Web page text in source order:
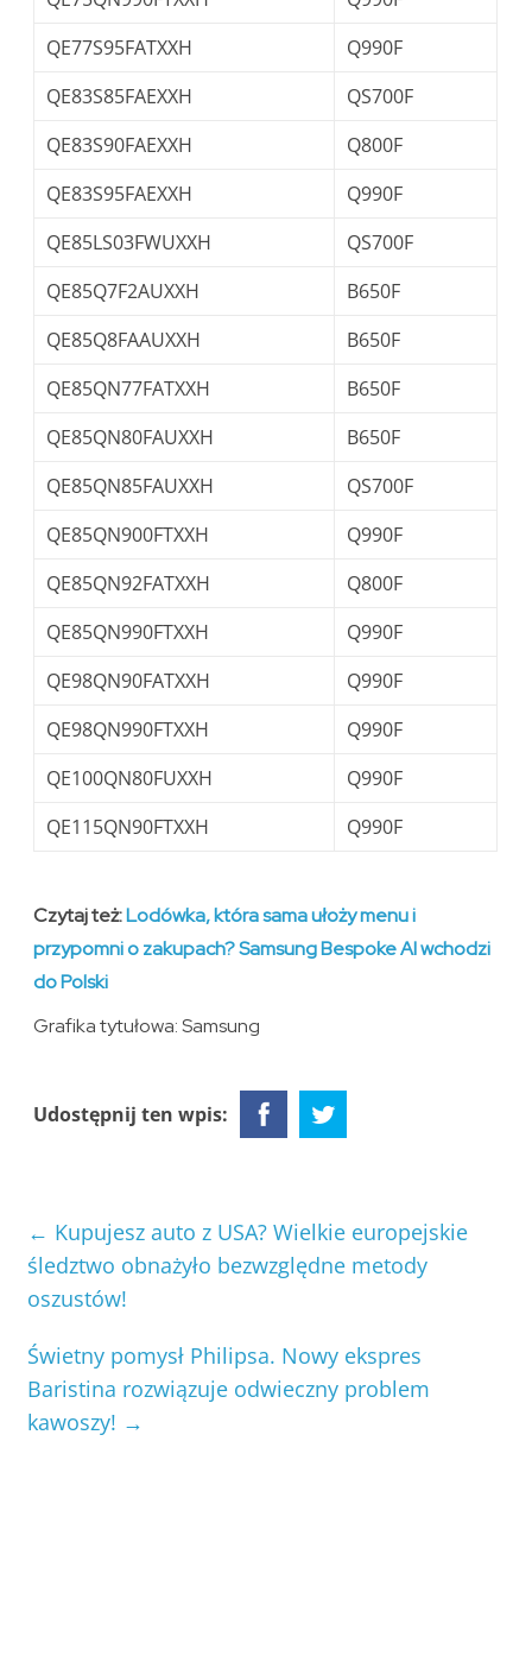
QE77S95FATXXH
Q990F
QE83S85FAEXXH
QS700F
QE83S90FAEXXH
Q800F
QE83S95FAEXXH
Q990F
QE85LS03FWUXXH
QS700F
QE85Q7F2AUXXH
B650F
QE85Q8FAAUXXH
B650F
QE85QN77FATXXH
B650F
QE85QN80FAUXXH
B650F
QE85QN85FAUXXH
QS700F
QE85QN900FTXXH
Q990F
QE85QN92FATXXH
Q800F
QE85QN990FTXXH
Q990F
QE98QN90FATXXH
Q990F
QE98QN990FTXXH
Q990F
QE100QN80FUXXH
Q990F
QE115QN90FTXXH
Q990F
Czytaj też:Lodówka, która sama ułoży menu i
przypomni o zakupach? Samsung Bespoke AI wchodzi
do Polski
Grafika tytułowa: Samsung
Udostępnij ten wpis:
← Kupujesz auto z USA? Wielkie europejskie
śledztwo obnażyło bezwzględne metody
oszustów!
Świetny pomysł Philipsa. Nowy ekspres
Baristina rozwiązuje odwieczny problem
kawoszy! →